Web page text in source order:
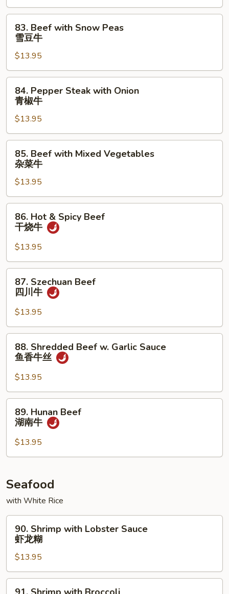
蘑
菇
Beef
with
Snow
Peas
雪
83. Beef with Snow Peas
雪豆牛
$13.95
Pepper
Steak
with
Onion
青
84. Pepper Steak with Onion
青椒牛
$13.95
Beef
with
Mixed
Vegetables
杂
85. Beef with Mixed Vegetables
杂菜牛
$13.95
Hot
Spicy
Beef
干
86. Hot & Spicy Beef
干烧牛
$13.95
Szechuan
Beef
川
牛
87. Szechuan Beef
四川牛
$13.95
Shredded
Beef
Garlic
Sauce
88. Shredded Beef w. Garlic Sauce
鱼香牛丝
$13.95
Hunan
Beef
南
89. Hunan Beef
湖南牛
$13.95
Seafood
with White Rice
Shrimp
with
Lobster
Sauce
虾
90. Shrimp with Lobster Sauce
虾龙糊
$13.95